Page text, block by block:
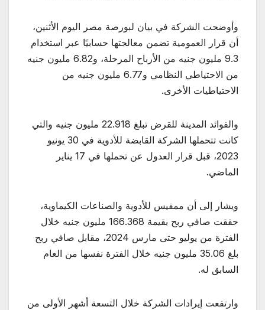
وأوضحت الشركة في بيان لبورصة مصر اليوم الأثنين،
أن قرار العمومية تضمن معالجتها حسابيًا عبر استخدام
9.3 مليون جنيه من الأرباح المرحلة، و6.82 مليون جنيه
من الاحتياطي النظامي و6.77 مليون جنيه من
الاحتياطيات الأخرى.
والفوائد المدينة للقرض تبلغ 22.918 مليون جنيه والتي
كانت تتحملها الشركة القابضة للأدوية في 30 يونيو
2023، قبل قرار العدول عن تحملها في 17 يناير
الماضي.
ويشار إلى أن ممفيس للأدوية والصناعات الكيماوية،
حققت صافي ربح بقيمة 166.368 مليون جنيه خلال
الفترة من يوليو حتى مارس 2024، مقابل صافي ربح
بلغ 35.06 مليون جنيه خلال الفترة نفسها من العام
السابق له.
وارتفعت إيرادات الشركة خلال التسعة أشهر الأولى من